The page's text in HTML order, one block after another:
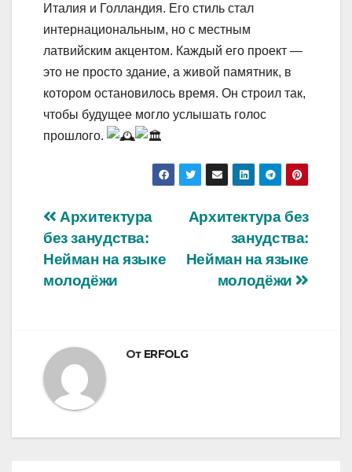
Италия и Голландия. Его стиль стал
интернациональным, но с местным
латвийским акцентом. Каждый его проект —
это не просто здание, а живой памятник, в
котором остановилось время. Он строил так,
чтобы будущее могло услышать голос
прошлого.
Навигация
по
записям
Архитектура без
занудства:
Нейман на языке
молодёжи
Архитектура
без занудства:
Нейман на языке
молодёжи
От ERFOLG